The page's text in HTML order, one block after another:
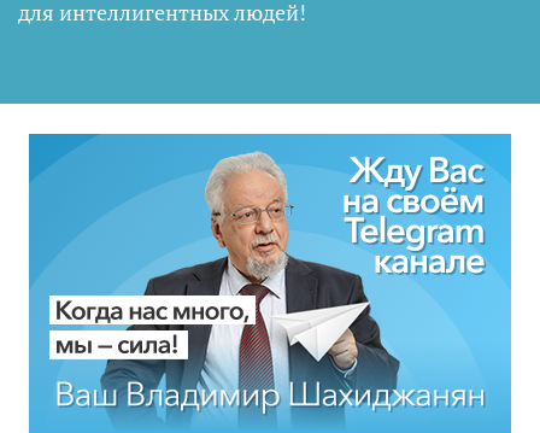
для интеллигентных людей!